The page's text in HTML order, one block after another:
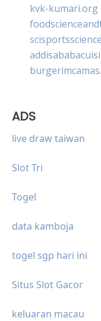
kvk-kumari.org
ADS
live draw taiwan
Slot Tri
Togel
data kamboja
togel sgp hari ini
Situs Slot Gacor
keluaran macau